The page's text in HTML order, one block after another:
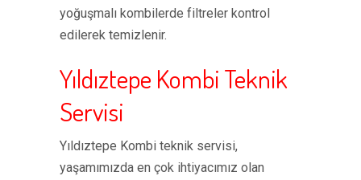
yoğuşmalı kombilerde filtreler kontrol
edilerek temizlenir.
Yıldıztepe Kombi Teknik
Servisi
Yıldıztepe Kombi teknik servisi,
yaşamımızda en çok ihtiyacımız olan